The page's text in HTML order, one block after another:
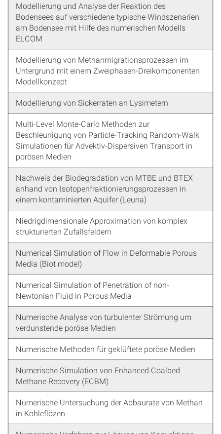
Modellierung und Analyse der Reaktion des
Bodensees auf verschiedene typische Windszenarien
am Bodensee mit Hilfe des numerischen Modells
ELCOM
Modellierung von Methanmigrationsprozessen im
Untergrund mit einem Zweiphasen-Dreikomponenten
Modellkonzept
Modellierung von Sickerraten an Lysimetern
Multi-Level Monte-Carlo Methoden zur
Beschleunigung von Particle-Tracking Random-Walk
Simulationen für Advektiv-Dispersiven Transport in
porösen Medien
Nachweis der Biodegradation von MTBE und BTEX
anhand von Isotopenfraktionierungsprozessen in
einem kontaminierten Aquifer (Leuna)
Niedrigdimensionale Approximation von komplex
strukturierten Zufallsfeldern
Numerical Simulation of Flow in Deformable Porous
Media (Biot model)
Numerical Simulation of Penetration of non-
Newtonian Fluid in Porous Media
Numerische Analyse von turbulenter Strömung um
verdunstende poröse Medien
Numerische Methoden für geklüftete poröse Medien
Numerische Simulation von Enhanced Coalbed
Methane Recovery (ECBM)
Numerische Untersuchung der Abbaurate von Methan
in Kohleflözen